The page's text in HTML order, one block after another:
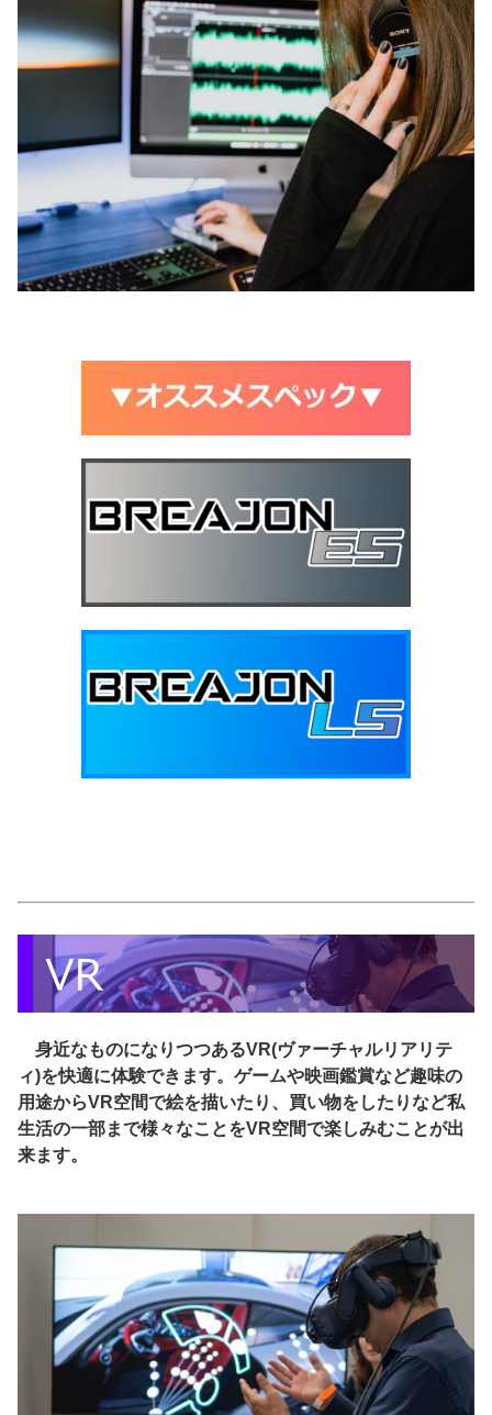
身近なものになりつつあるVR(ヴァーチャルリアリテ
ィ)を快適に体験できます。ゲームや映画鑑賞など趣味の
用途からVR空間で絵を描いたり、買い物をしたりなど私
生活の一部まで様々なことをVR空間で楽しみむことが出
来ます。